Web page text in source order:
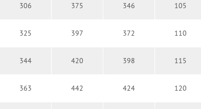
306 375 346 105
325 397 372 110
344 420 398 115
363 442 424 120